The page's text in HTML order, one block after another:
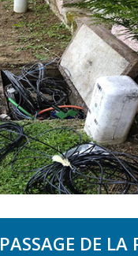
PASSAGE DE